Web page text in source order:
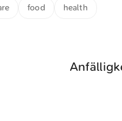
food health